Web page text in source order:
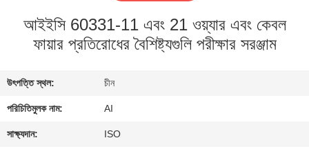
যোগাযোগ
করুন
আইইসি 60331-11 এবং 21 ওয়্যার এবং কেবল
ফায়ার প্রতিরোধের বৈশিষ্ট্যগুলি পরীক্ষার সরঞ্জাম
উৎপত্তি স্থল: চীন
পরিচিতিমুলক নাম: AI
সাক্ষ্যদান: ISO